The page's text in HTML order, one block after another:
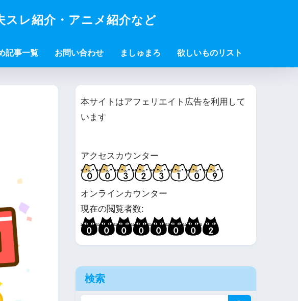
レ紹介・アニメ紹介など
記事一覧 お問い合わせ ましゅまろ 欲しいものリスト
本サイトはアフェリエイト広告を利用して
います
アクセスカウンター
オンラインカウンター
現在の閲覧者数:
検索